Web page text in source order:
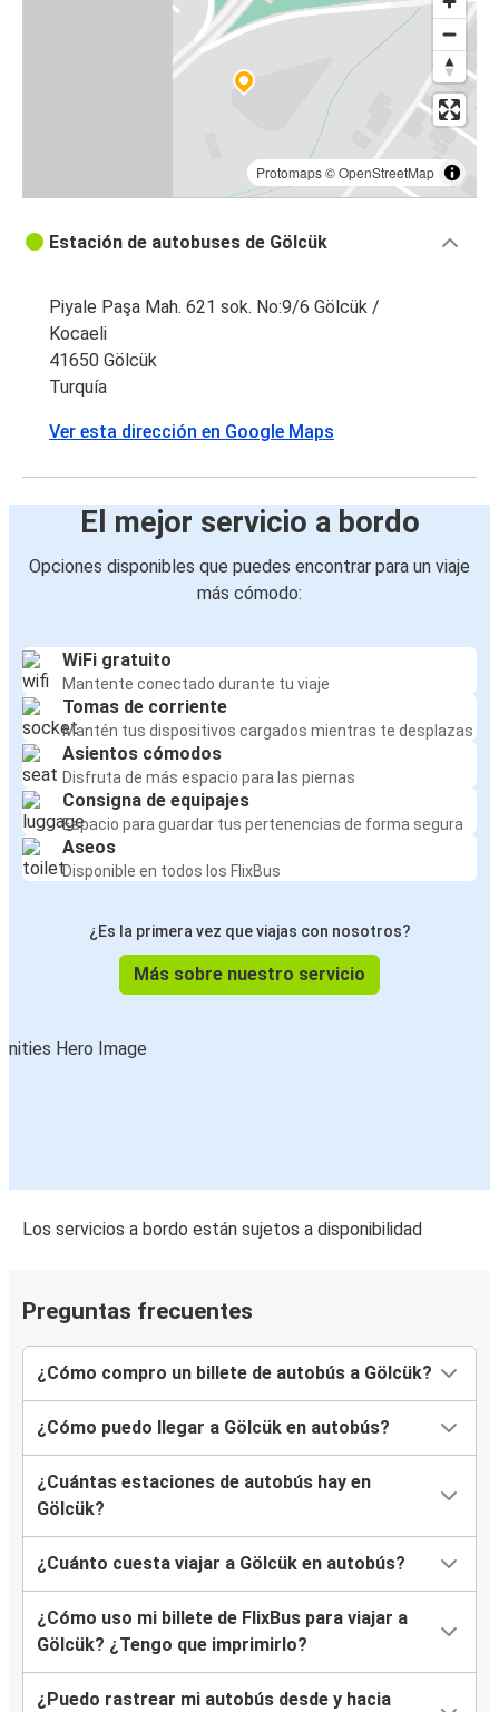
Protomaps©OpenStreetMap
Estación de autobuses de Gölcük
Piyale Paşa Mah. 621 sok. No:9/6 Gölcük /
Kocaeli
41650 Gölcük
Turquía
Ver esta dirección en Google Maps
El mejor servicio a bordo
Opciones disponibles que puedes encontrar para un viaje
más cómodo:
WiFi gratuito
Mantente conectado durante tu viaje
Tomas de corriente
Mantén tus dispositivos cargados mientras te desplazas
Asientos cómodos
Disfruta de más espacio para las piernas
Consigna de equipajes
Espacio para guardar tus pertenencias de forma segura
Aseos
Disponible en todos los FlixBus
¿Es la primera vez que viajas con nosotros?
Más sobre nuestro servicio
Los servicios a bordo están sujetos a disponibilidad
Preguntas frecuentes
¿Cómo compro un billete de autobús a Gölcük?
¿Cómo puedo llegar a Gölcük en autobús?
¿Cuántas estaciones de autobús hay en
Gölcük?
¿Cuánto cuesta viajar a Gölcük en autobús?
¿Cómo uso mi billete de FlixBus para viajar a
Gölcük? ¿Tengo que imprimirlo?
¿Puedo rastrear mi autobús desde y hacia